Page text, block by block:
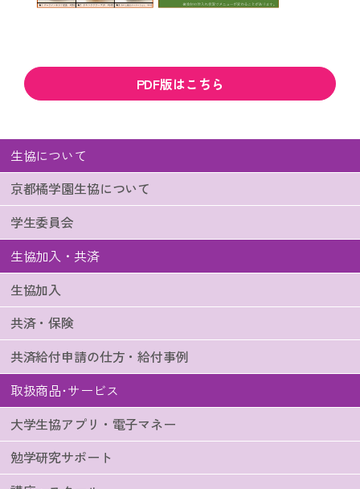
PDF版はこちら
生協について
京都橘学園生協について
学生委員会
生協加入・共済
生協加入
共済・保険
共済給付申請の仕方・給付事例
取扱商品･サービス
大学生協アプリ・電子マネー
勉学研究サポート